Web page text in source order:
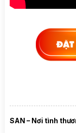
SAN – Nơi tình